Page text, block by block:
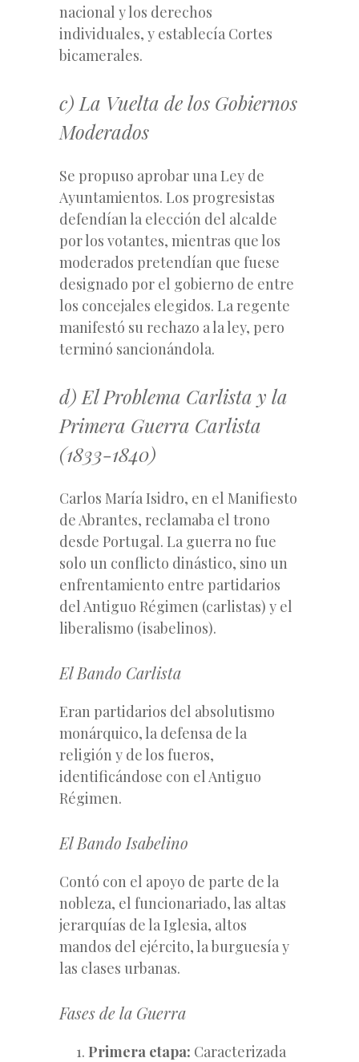
nacional y los derechos
individuales, y establecía Cortes
bicamerales.
c) La Vuelta de los Gobiernos
Moderados
Se propuso aprobar una Ley de
Ayuntamientos. Los progresistas
defendían la elección del alcalde
por los votantes, mientras que los
moderados pretendían que fuese
designado por el gobierno de entre
los concejales elegidos. La regente
manifestó su rechazo a la ley, pero
terminó sancionándola.
d) El Problema Carlista y la
Primera Guerra Carlista
(1833-1840)
Carlos María Isidro, en el Manifiesto
de Abrantes, reclamaba el trono
desde Portugal. La guerra no fue
solo un conflicto dinástico, sino un
enfrentamiento entre partidarios
del Antiguo Régimen (carlistas) y el
liberalismo (isabelinos).
El Bando Carlista
Eran partidarios del absolutismo
monárquico, la defensa de la
religión y de los fueros,
identificándose con el Antiguo
Régimen.
El Bando Isabelino
Contó con el apoyo de parte de la
nobleza, el funcionariado, las altas
jerarquías de la Iglesia, altos
mandos del ejército, la burguesía y
las clases urbanas.
Fases de la Guerra
Primera etapa: Caracterizada